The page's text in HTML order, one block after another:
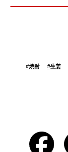
#焼酎 #生姜